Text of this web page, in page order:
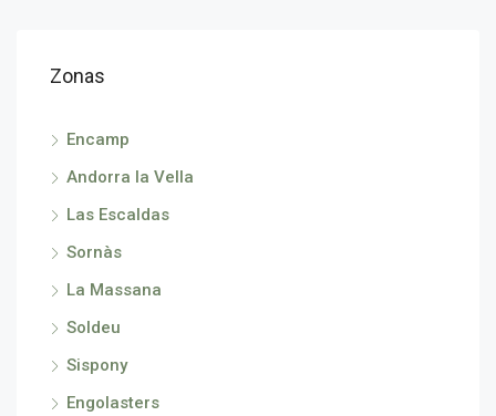
Zonas
Encamp
Andorra la Vella
Las Escaldas
Sornàs
La Massana
Soldeu
Sispony
Engolasters